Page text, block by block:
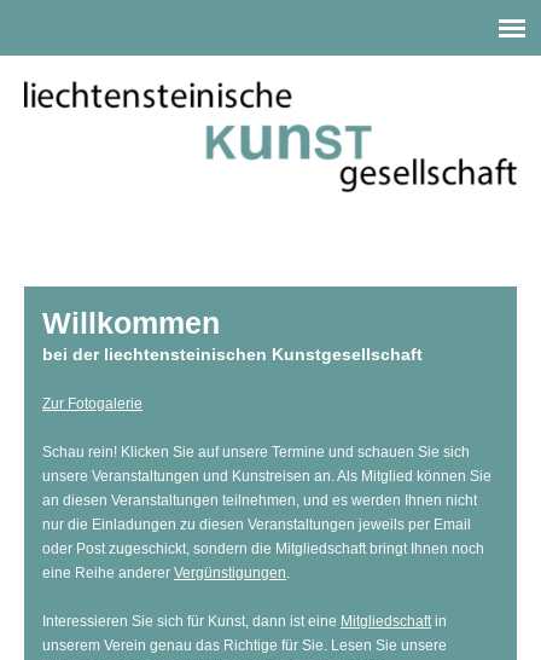
Willkommen
bei der liechtensteinischen Kunstgesellschaft
Zur Fotogalerie
Schau rein! Klicken Sie auf unsere Termine und schauen Sie sich
unsere Veranstaltungen und Kunstreisen an. Als Mitglied können Sie
an diesen Veranstaltungen teilnehmen, und es werden Ihnen nicht
nur die Einladungen zu diesen Veranstaltungen jeweils per Email
oder Post zugeschickt, sondern die Mitgliedschaft bringt Ihnen noch
eine Reihe anderer Vergünstigungen.
Interessieren Sie sich für Kunst, dann ist eine Mitgliedschaftin
unserem Verein genau das Richtige für Sie. Lesen Sie unsere